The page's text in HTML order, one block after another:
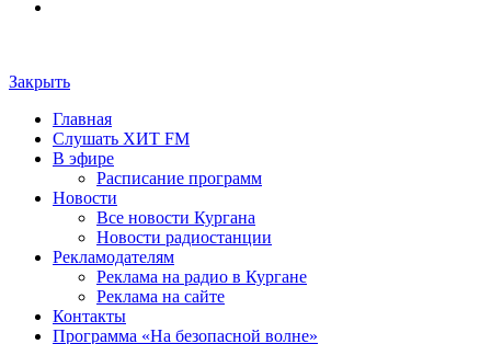
Закрыть
Главная
Слушать ХИТ FM
В эфире
Расписание программ
Новости
Все новости Кургана
Новости радиостанции
Рекламодателям
Реклама на радио в Кургане
Реклама на сайте
Контакты
Программа «На безопасной волне»